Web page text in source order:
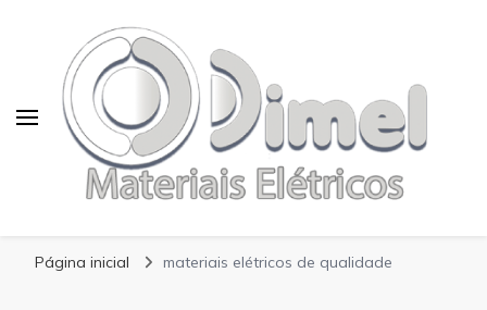
Página inicial materiais elétricos de qualidade